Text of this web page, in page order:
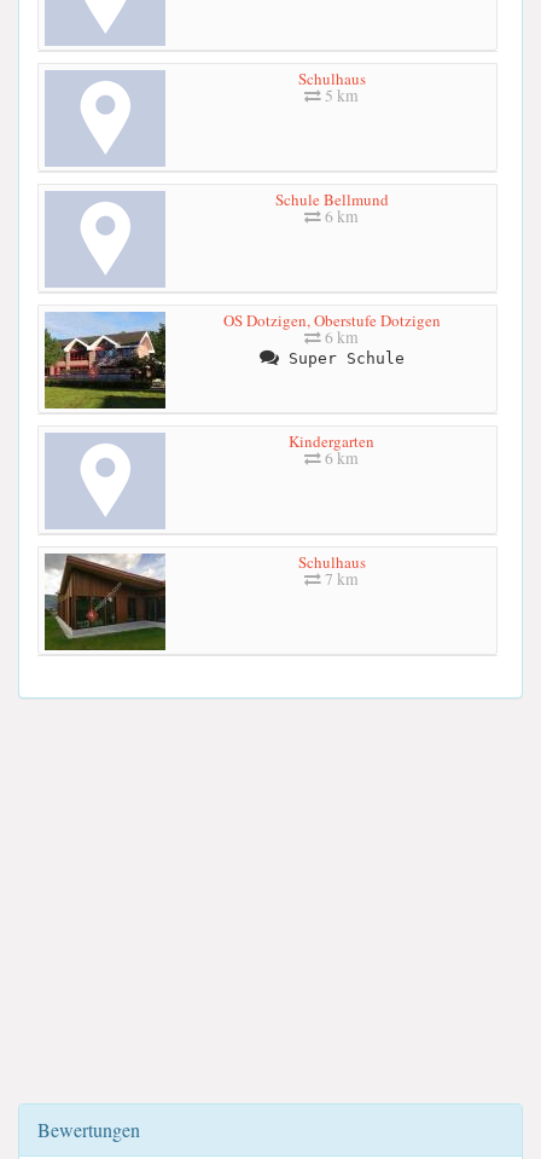
Schulhaus
5 km
Schule Bellmund
6 km
OS Dotzigen, Oberstufe Dotzigen
6 km
Super Schule
Kindergarten
6 km
Schulhaus
7 km
Bewertungen